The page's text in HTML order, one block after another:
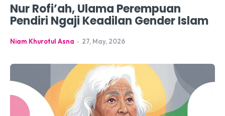
Nur Rofi’ah, Ulama Perempuan
Pendiri Ngaji Keadilan Gender Islam
Niam Khurotul Asna - 27, May, 2026